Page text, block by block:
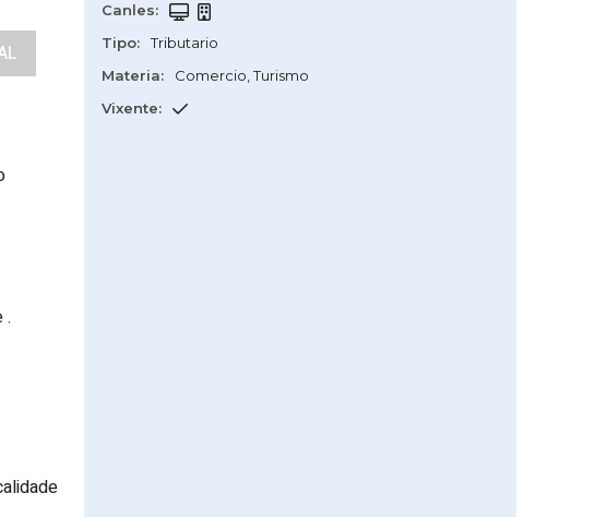
.
Canles:
Tipo:
Tributario
Materia: Comercio ,Turismo
Vixente: